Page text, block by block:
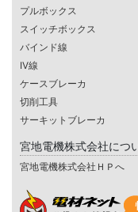
プルボックス
スイッチボックス
バインド線
IV線
ケースブレーカ
切削工具
サーキットブレーカ
宮地電機株式会社につ
宮地電機株式会社ＨＰへ